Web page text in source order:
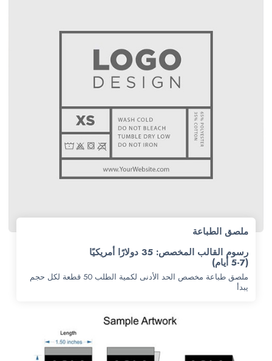
ملصق الطباعة
رسوم القالب المخصص: 35 دولارًا أمريكيًا
(5-7 أيام)
ملصق طباعة مخصص الحد الأدنى لكمية الطلب 50 قطعة لكل حجم
يبدأ